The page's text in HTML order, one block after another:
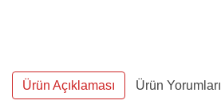
Ürün Açıklaması Ürün Yorumları